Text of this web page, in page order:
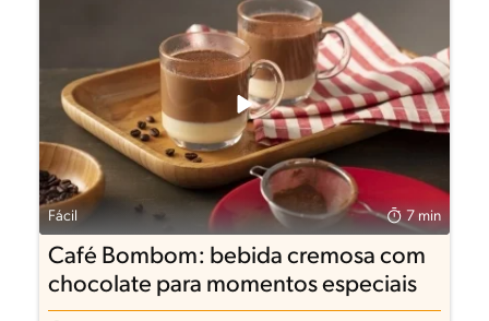
Fácil 7 min
Café Bombom: bebida cremosa com
chocolate para momentos especiais